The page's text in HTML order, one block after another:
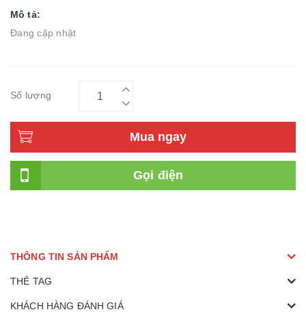
Mô tả:
Đang cập nhật
Số lượng
Mua ngay
Gọi điện
THÔNG TIN SẢN PHẨM
THẺ TAG
KHÁCH HÀNG ĐÁNH GIÁ